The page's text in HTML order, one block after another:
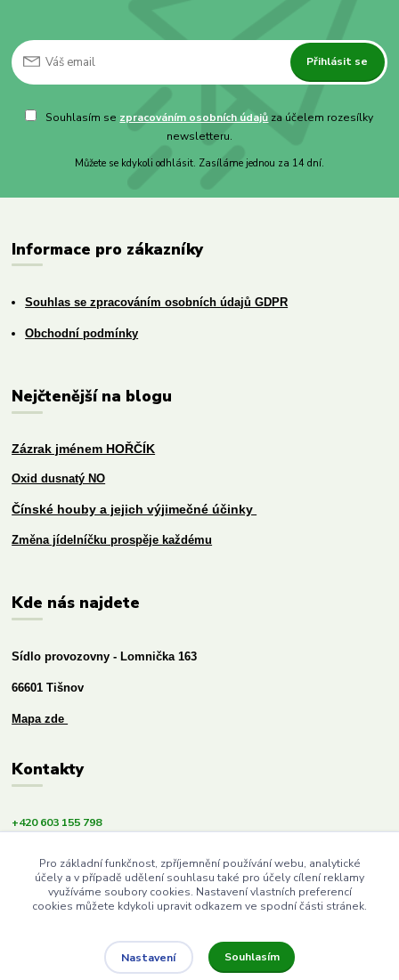
Přihlásit se
Souhlasím se zpracováním osobních údajů za účelem rozesílky
newsletteru.
Můžete se kdykoli odhlásit. Zasíláme jednou za 14 dní.
Informace pro zákazníky
Souhlas se zpracováním osobních údajů GDPR
Obchodní podmínky
Nejčtenější na blogu
Zázrak jménem HOŘČÍK
Oxid dusnatý NO
Čínské houby a jejich výjimečné účinky
Změna jídelníčku prospěje každému
Kde nás najdete
Sídlo provozovny - Lomnička 163
66601 Tišnov
Mapa zde
Kontakty
+420 603 155 798
info@budemezdravi.cz
Upravit sběr cookies.
Pro základní funkčnost, zpříjemnění používání webu, analytické
účely a v případě udělení souhlasu také pro účely cílení reklamy
využíváme soubory cookies. Nastavení vlastních preferencí
cookies můžete kdykoli upravit odkazem ve spodní části stránek.
Nastavení Souhlasím